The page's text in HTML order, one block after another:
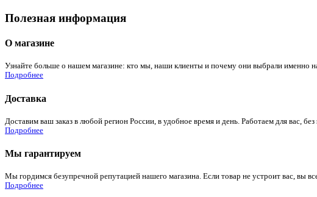
Полезная информация
О магазине
Узнайте больше о нашем магазине: кто мы, наши клиенты и почему они выбрали именно
Подробнее
Доставка
Доставим ваш заказ в любой регион России, в удобное время и день. Работаем для вас,
Подробнее
Мы гарантируем
Мы гордимся безупречной репутацией нашего магазина. Если товар не устроит вас, вы
Подробнее